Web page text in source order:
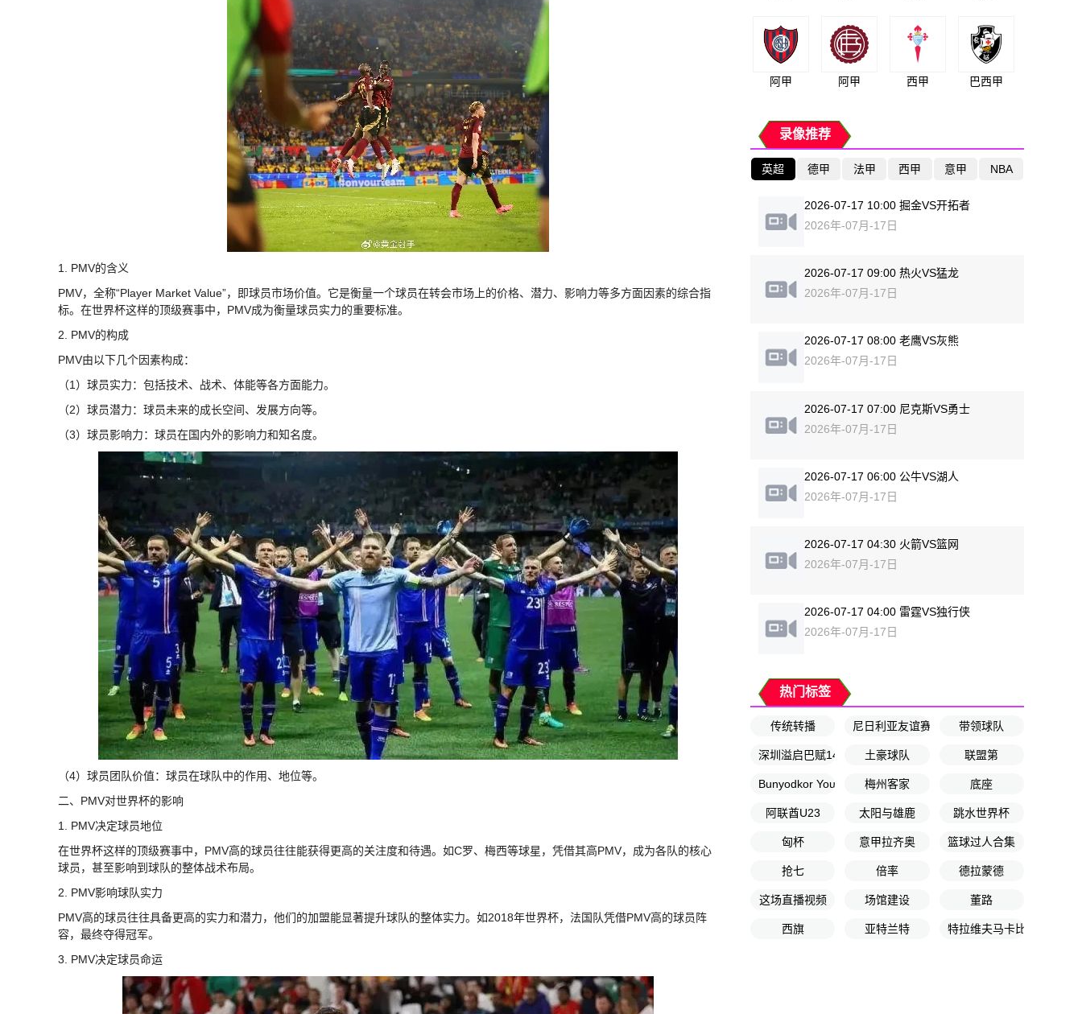
1. PMV的含义
PMV，全称“Player Market Value”，即球员市场价值。它是衡量一个球员在转会市场上的价格、潜力、影响力等多方面因素的综合指
标。在世界杯这样的顶级赛事中，PMV成为衡量球员实力的重要标准。
2. PMV的构成
PMV由以下几个因素构成：
（1）球员实力：包括技术、战术、体能等各方面能力。
（2）球员潜力：球员未来的成长空间、发展方向等。
（3）球员影响力：球员在国内外的影响力和知名度。
（4）球员团队价值：球员在球队中的作用、地位等。
二、PMV对世界杯的影响
1. PMV决定球员地位
在世界杯这样的顶级赛事中，PMV高的球员往往能获得更高的关注度和待遇。如C罗、梅西等球星，凭借其高PMV，成为各队的核心
球员，甚至影响到球队的整体战术布局。
2. PMV影响球队实力
PMV高的球员往往具备更高的实力和潜力，他们的加盟能显著提升球队的整体实力。如2018年世界杯，法国队凭借PMV高的球员阵
容，最终夺得冠军。
3. PMV决定球员命运
阿甲 阿甲 西甲 巴西甲
录像推荐
英超 德甲 法甲 西甲 意甲 NBA
2026-07-17 10:00 掘金VS开拓者
2026年-07月-17日
2026-07-17 09:00 热火VS猛龙
2026年-07月-17日
2026-07-17 08:00 老鹰VS灰熊
2026年-07月-17日
2026-07-17 07:00 尼克斯VS勇士
2026年-07月-17日
2026-07-17 06:00 公牛VS湖人
2026年-07月-17日
2026-07-17 04:30 火箭VS篮网
2026年-07月-17日
2026-07-17 04:00 雷霆VS独行侠
2026年-07月-17日
热门标签
传统转播 尼日利亚友谊赛 带领球队
深圳溢启巴赋14队 土豪球队 联盟第
Bunyodkor Youth 梅州客家 底座
阿联酋U23 太阳与雄鹿 跳水世界杯
匈杯 意甲拉齐奥 篮球过人合集
抢七 倍率 德拉蒙德
这场直播视频 场馆建设 董路
西旗 亚特兰特 特拉维夫马卡比